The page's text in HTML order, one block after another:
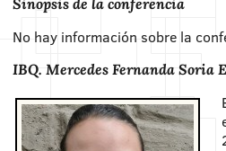
No hay información sobre la
IBQ. Mercedes Fernanda Soria